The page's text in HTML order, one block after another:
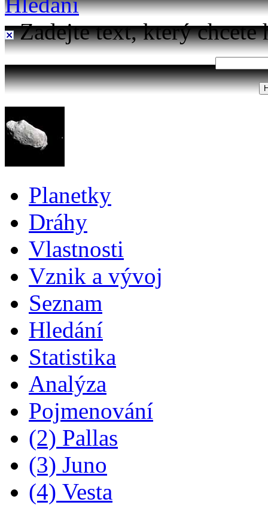
Zadejte text, který chcete
Planetky
Dráhy
Vlastnosti
Vznik a vývoj
Seznam
Hledání
Statistika
Analýza
Pojmenování
(2) Pallas
(3) Juno
(4) Vesta